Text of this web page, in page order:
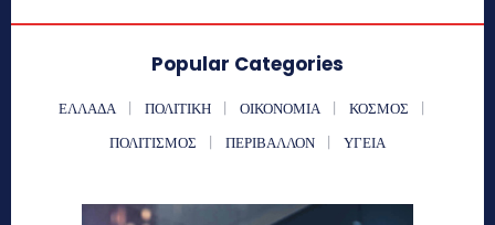
Popular Categories
ΕΛΛΑΔΑ ΠΟΛΙΤΙΚΗ ΟΙΚΟΝΟΜΙΑ
ΚΟΣΜΟΣ
ΠΟΛΙΤΙΣΜΟΣ
ΠΕΡΙΒΑΛΛΟΝ ΥΓΕΙΑ